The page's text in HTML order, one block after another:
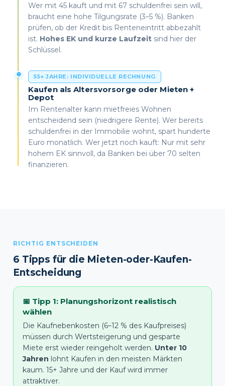
Wer mit 45 kauft und mit 67 schuldenfrei sein will,
braucht eine hohe Tilgungsrate (3–5 %). Banken
prüfen, ob der Kredit bis Renteneintritt abbezahlt
ist. Hohes EK und kurze Laufzeit sind hier der
Schlüssel.
55+ JAHRE: INDIVIDUELLE RECHNUNG
Kaufen als Altersvorsorge oder Mieten +
Depot
Im Rentenalter kann mietfreies Wohnen
entscheidend sein (niedrigere Rente). Wer bereits
schuldenfrei in der Immobilie wohnt, spart hunderte
Euro monatlich. Wer jetzt noch kauft: Nur mit sehr
hohem EK sinnvoll, da Banken bei über 70 selten
finanzieren.
RICHTIG ENTSCHEIDEN
6 Tipps für die Mieten-oder-Kaufen-
Entscheidung
📅 Tipp 1: Planungshorizont realistisch
wählen
Die Kaufnebenkosten (6–12 % des Kaufpreises)
müssen durch Wertsteigerung und gesparte
Miete erst wieder reingeholt werden. Unter 10
Jahren lohnt Kaufen in den meisten Märkten
kaum. 15+ Jahre und der Kauf wird immer
attraktiver.